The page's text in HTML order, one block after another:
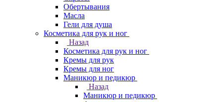
Обертывания
Масла
Гели для душа
Косметика для рук и ног
Назад
Косметика для рук и ног
Кремы для рук
Кремы для ног
Маникюр и педикюр
Назад
Маникюр и педикюр